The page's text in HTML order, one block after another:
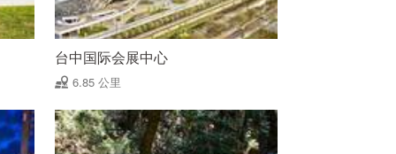
台中国际会展中心
6.85 公里